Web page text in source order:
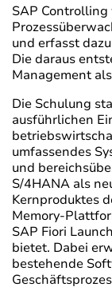
SAP
und erfasst
Die daraus
Management
Die Schulung
ausführlichen
umfassendes
und
S/4HANA als
Kernproduktes
Memory-
SAP Fiori
bietet. Dabei
bestehende